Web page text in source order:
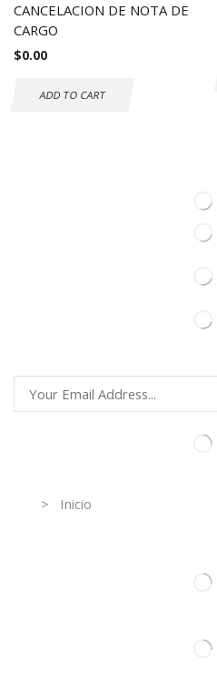
CANCELACION DE NOTA DE
CARGO
$0.00
ADD TO CART
> Inicio